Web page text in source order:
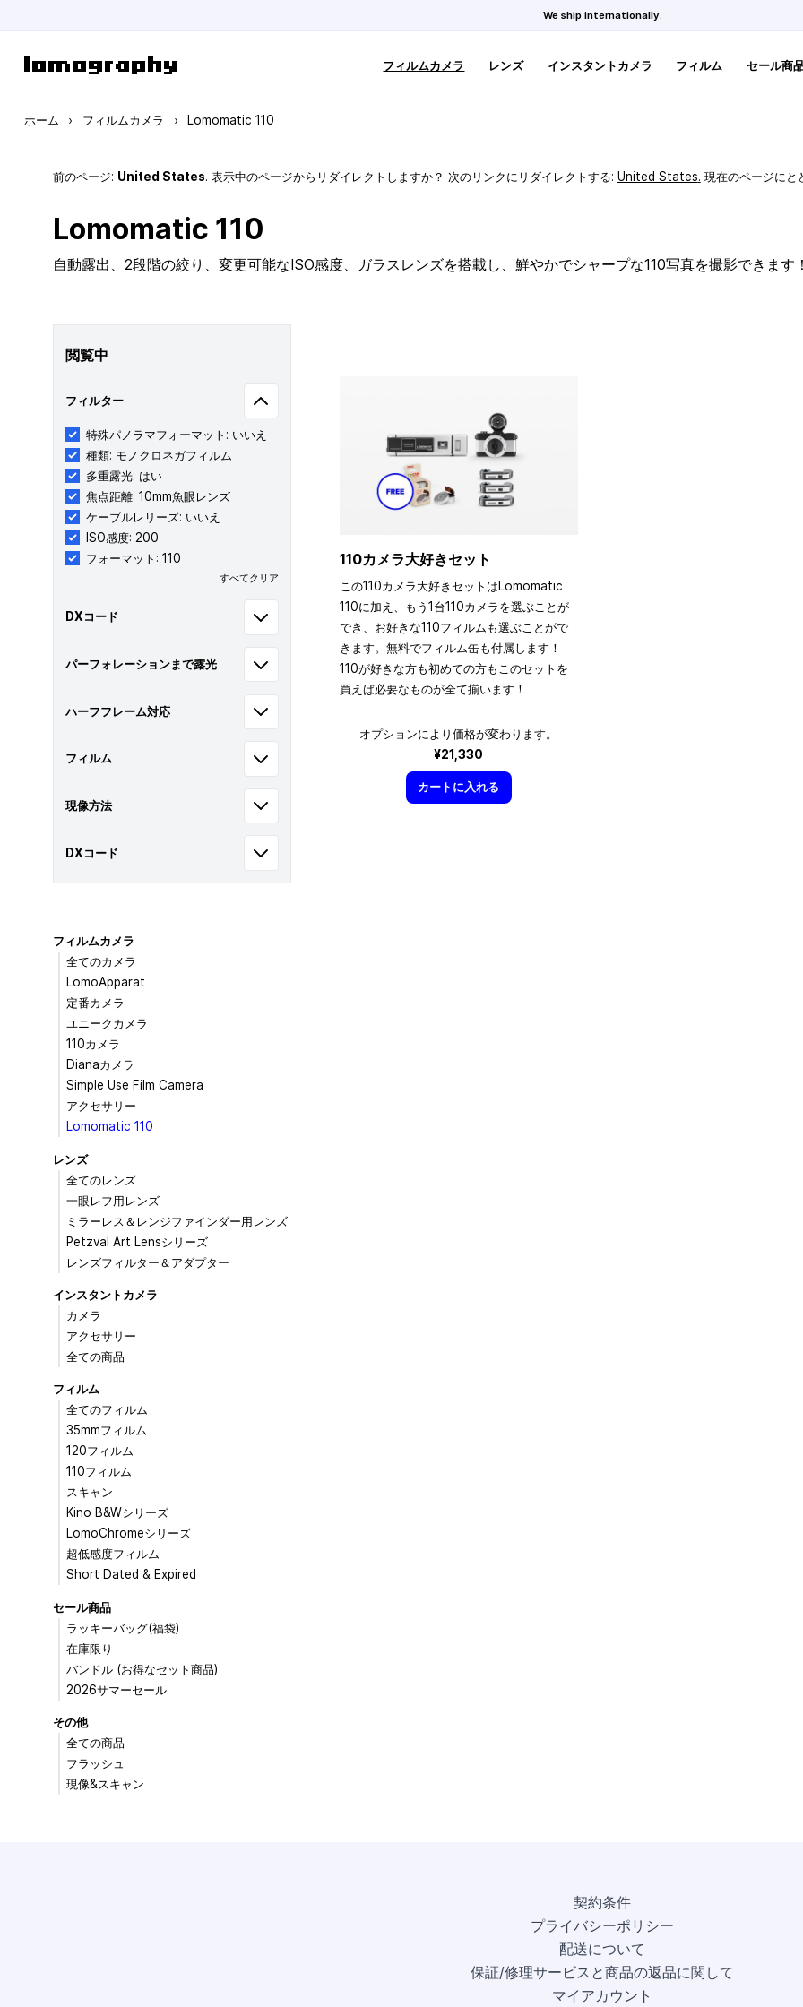
We ship internationally.
フィルムカメラ レンズ インスタントカメラ フィルム セール商
ホーム › フィルムカメラ › Lomomatic 110
前のページ: United States. 表示中のページからリダイレクトしますか？ 次のリンクにリダイレクトする: United States. 現在のページにと
Lomomatic 110
自動露出、2段階の絞り、変更可能なISO感度、ガラスレンズを搭載し、鮮やかでシャープな110写真を撮影できます
閲覧中
フィルター
特殊パノラマフォーマット: いいえ
種類: モノクロネガフィルム
多重露光: はい
焦点距離: 10mm魚眼レンズ
ケーブルレリーズ: いいえ
ISO感度: 200
フォーマット: 110
すべてクリア
DXコード
パーフォレーションまで露光
ハーフフレーム対応
フィルム
現像方法
DXコード
110カメラ大好きセット
この110カメラ大好きセットはLomomatic
110に加え、もう1台110カメラを選ぶことが
でき、お好きな110フィルムも選ぶことがで
きます。無料でフィルム缶も付属します！
110が好きな方も初めての方もこのセットを
買えば必要なものが全て揃います！
オプションにより価格が変わります。
¥21,330
カートに入れる
フィルムカメラ
全てのカメラ
LomoApparat
定番カメラ
ユニークカメラ
110カメラ
Dianaカメラ
Simple Use Film Camera
アクセサリー
Lomomatic 110
レンズ
全てのレンズ
一眼レフ用レンズ
ミラーレス＆レンジファインダー用レンズ
Petzval Art Lensシリーズ
レンズフィルター＆アダプター
インスタントカメラ
カメラ
アクセサリー
全ての商品
フィルム
全てのフィルム
35mmフィルム
120フィルム
110フィルム
スキャン
Kino B&Wシリーズ
LomoChromeシリーズ
超低感度フィルム
Short Dated & Expired
セール商品
ラッキーバッグ(福袋)
在庫限り
バンドル (お得なセット商品)
2026サマーセール
その他
全ての商品
フラッシュ
現像&スキャン
契約条件
プライバシーポリシー
配送について
保証/修理サービスと商品の返品に関して
マイアカウント